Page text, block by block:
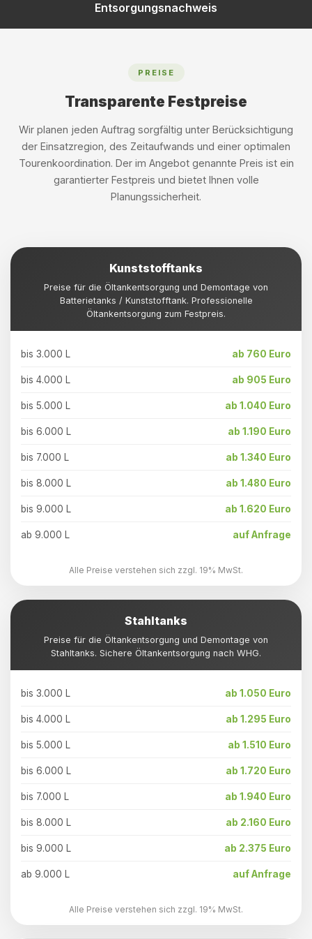
Entsorgungsnachweis
PREISE
Transparente Festpreise
Wir planen jeden Auftrag sorgfältig unter Berücksichtigung
der Einsatzregion, des Zeitaufwands und einer optimalen
Tourenkoordination. Der im Angebot genannte Preis ist ein
garantierter Festpreis und bietet Ihnen volle
Planungssicherheit.
Kunststofftanks
Preise für die Öltankentsorgung und Demontage von
Batterietanks / Kunststofftank. Professionelle
Öltankentsorgung zum Festpreis.
bis 3.000 L ab 760 Euro
bis 4.000 L ab 905 Euro
bis 5.000 L ab 1.040 Euro
bis 6.000 L ab 1.190 Euro
bis 7.000 L ab 1.340 Euro
bis 8.000 L ab 1.480 Euro
bis 9.000 L ab 1.620 Euro
ab 9.000 L auf Anfrage
Alle Preise verstehen sich zzgl. 19% MwSt.
Stahltanks
Preise für die Öltankentsorgung und Demontage von
Stahltanks. Sichere Öltankentsorgung nach WHG.
bis 3.000 L ab 1.050 Euro
bis 4.000 L ab 1.295 Euro
bis 5.000 L ab 1.510 Euro
bis 6.000 L ab 1.720 Euro
bis 7.000 L ab 1.940 Euro
bis 8.000 L ab 2.160 Euro
bis 9.000 L ab 2.375 Euro
ab 9.000 L auf Anfrage
Alle Preise verstehen sich zzgl. 19% MwSt.